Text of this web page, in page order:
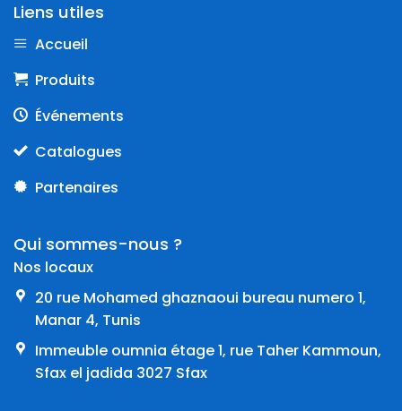
Liens utiles
Accueil
Produits
Événements
Catalogues
Partenaires
Qui sommes-nous ?
Nos locaux
20 rue Mohamed ghaznaoui bureau numero 1,
Manar 4, Tunis
Immeuble oumnia étage 1, rue Taher Kammoun,
Sfax el jadida 3027 Sfax